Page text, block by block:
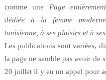
comme une Page entièrement
dédiée à la femme moderne
tunisienne, à ses plaisirs et à
Les publications sont variées,
la page ne semble pas avoir de
20 juillet il y eu un appel pour